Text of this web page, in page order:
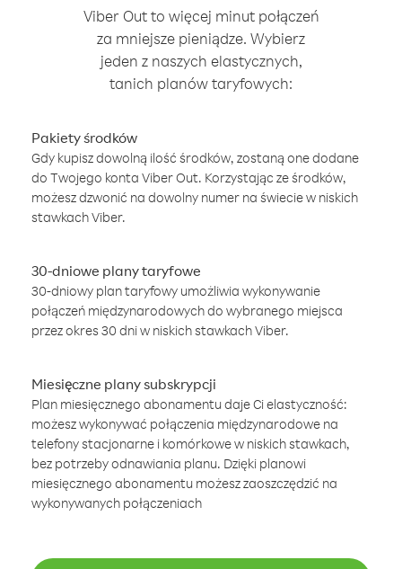
Viber Out to więcej minut połączeń
za mniejsze pieniądze. Wybierz
jeden z naszych elastycznych,
tanich planów taryfowych:
Pakiety środków
Gdy kupisz dowolną ilość środków, zostaną one dodane
do Twojego konta Viber Out. Korzystając ze środków,
możesz dzwonić na dowolny numer na świecie w niskich
stawkach Viber.
30-dniowe plany taryfowe
30-dniowy plan taryfowy umożliwia wykonywanie
połączeń międzynarodowych do wybranego miejsca
przez okres 30 dni w niskich stawkach Viber.
Miesięczne plany subskrypcji
Plan miesięcznego abonamentu daje Ci elastyczność:
możesz wykonywać połączenia międzynarodowe na
telefony stacjonarne i komórkowe w niskich stawkach,
bez potrzeby odnawiania planu. Dzięki planowi
miesięcznego abonamentu możesz zaoszczędzić na
wykonywanych połączeniach